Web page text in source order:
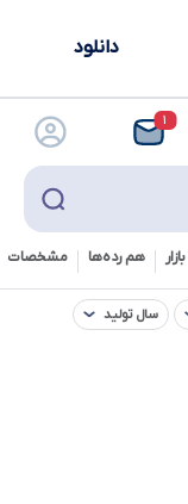
دانلود
۱
هم رده‌ها‌ مشخصات
سال تولید